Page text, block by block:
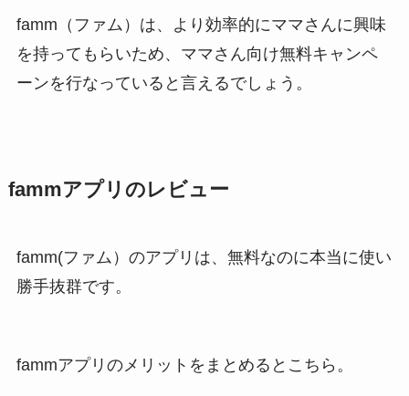
famm（ファム）は、より効率的にママさんに興味
を持ってもらいため、ママさん向け無料キャンペ
ーンを行なっていると言えるでしょう。
fammアプリのレビュー
famm(ファム）のアプリは、無料なのに本当に使い
勝手抜群です。
fammアプリのメリットをまとめるとこちら。